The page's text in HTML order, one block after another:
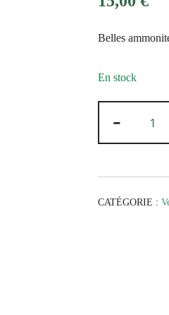
Belles
En stock
-
de
CATÉGORIE :